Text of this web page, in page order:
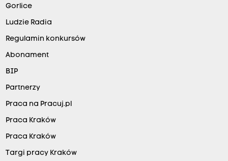
Gorlice
Ludzie Radia
Regulamin konkursów
Abonament
BIP
Partnerzy
Praca na Pracuj.pl
Praca Kraków
Praca Kraków
Targi pracy Kraków